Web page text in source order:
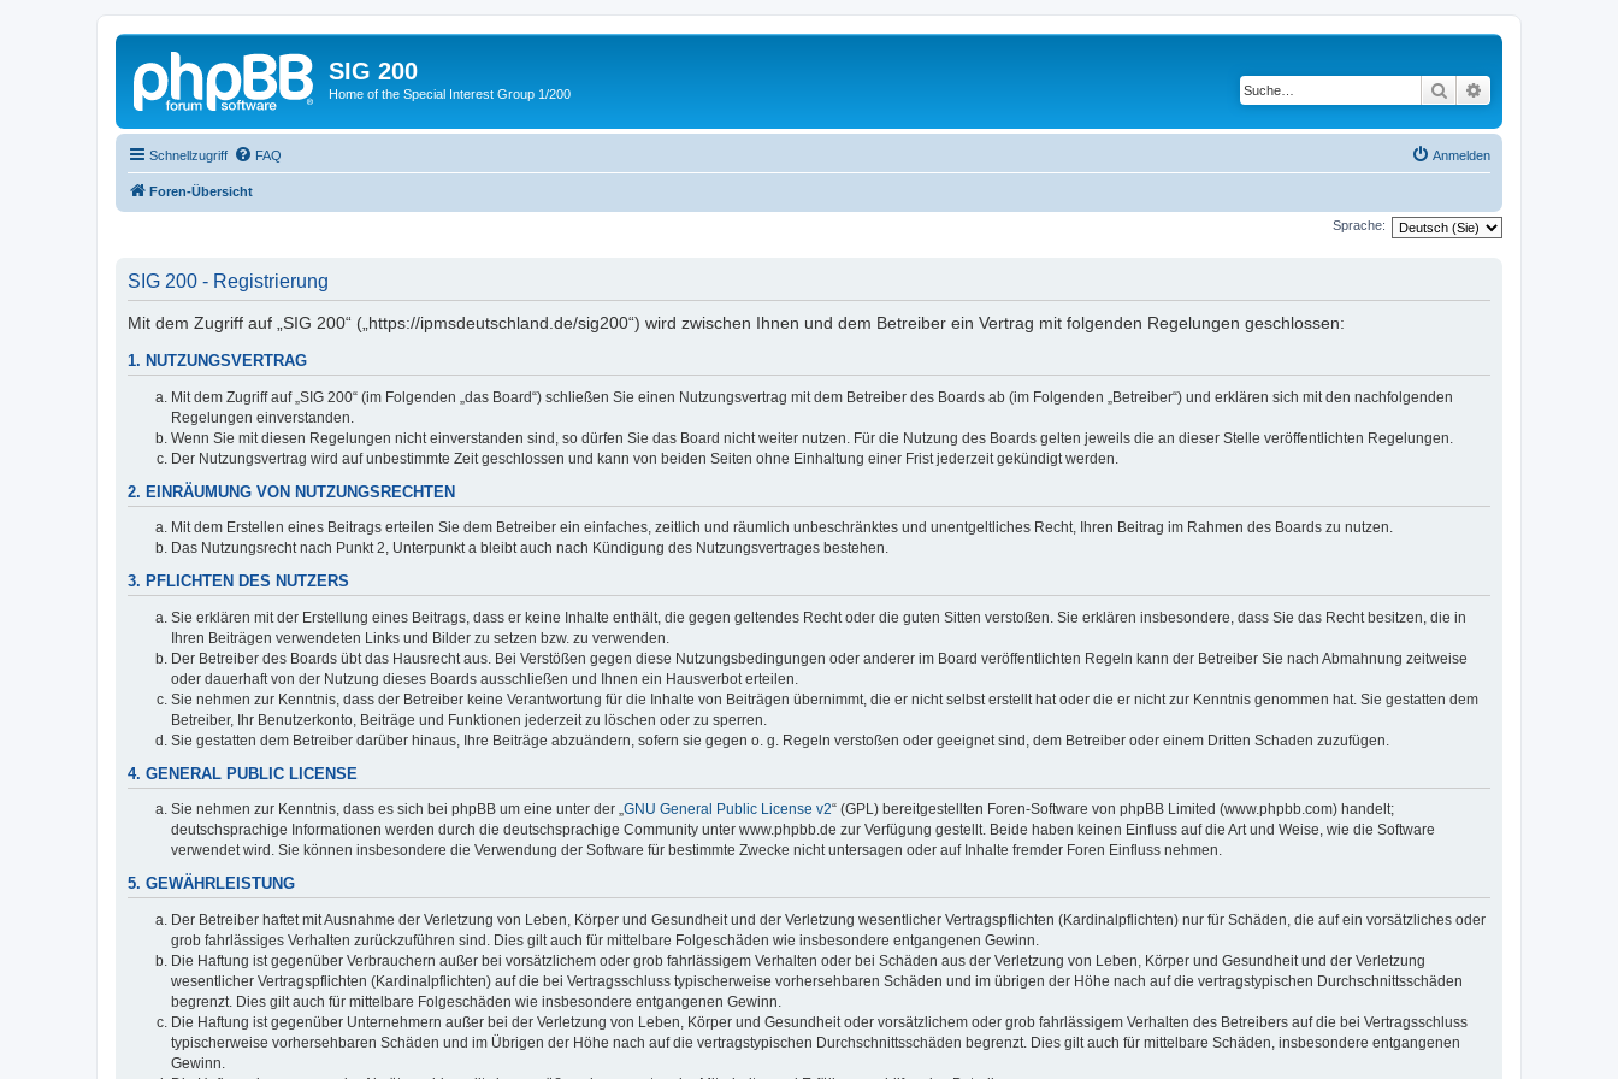
SIG 200
Home of the Special Interest Group 1/200 Suche
Schnellzugriff FAQ Anmelden
Foren-Übersicht
Sprache:
SIG 200 - Registrierung
Mit dem Zugriff auf „SIG 200“ („https://ipmsdeutschland.de/sig200“) wird zwischen Ihnen und dem Betreiber ein Vertrag mit folgenden Regelungen geschlossen:
1. NUTZUNGSVERTRAG
Mit dem Zugriff auf „SIG 200“ (im Folgenden „das Board“) schließen Sie einen Nutzungsvertrag mit dem Betreiber des Boards ab (im Folgenden „Betreiber“) und erklären sich mit den nachfolgenden
Regelungen einverstanden.
Wenn Sie mit diesen Regelungen nicht einverstanden sind, so dürfen Sie das Board nicht weiter nutzen. Für die Nutzung des Boards gelten jeweils die an dieser Stelle veröffentlichten Regelungen.
Der Nutzungsvertrag wird auf unbestimmte Zeit geschlossen und kann von beiden Seiten ohne Einhaltung einer Frist jederzeit gekündigt werden.
2. EINRÄUMUNG VON NUTZUNGSRECHTEN
Mit dem Erstellen eines Beitrags erteilen Sie dem Betreiber ein einfaches, zeitlich und räumlich unbeschränktes und unentgeltliches Recht, Ihren Beitrag im Rahmen des Boards zu nutzen.
Das Nutzungsrecht nach Punkt 2, Unterpunkt a bleibt auch nach Kündigung des Nutzungsvertrages bestehen.
3. PFLICHTEN DES NUTZERS
Sie erklären mit der Erstellung eines Beitrags, dass er keine Inhalte enthält, die gegen geltendes Recht oder die guten Sitten verstoßen. Sie erklären insbesondere, dass Sie das Recht besitzen, die in
Ihren Beiträgen verwendeten Links und Bilder zu setzen bzw. zu verwenden.
Der Betreiber des Boards übt das Hausrecht aus. Bei Verstößen gegen diese Nutzungsbedingungen oder anderer im Board veröffentlichten Regeln kann der Betreiber Sie nach Abmahnung zeitweise
oder dauerhaft von der Nutzung dieses Boards ausschließen und Ihnen ein Hausverbot erteilen.
Sie nehmen zur Kenntnis, dass der Betreiber keine Verantwortung für die Inhalte von Beiträgen übernimmt, die er nicht selbst erstellt hat oder die er nicht zur Kenntnis genommen hat. Sie gestatten dem
Betreiber, Ihr Benutzerkonto, Beiträge und Funktionen jederzeit zu löschen oder zu sperren.
Sie gestatten dem Betreiber darüber hinaus, Ihre Beiträge abzuändern, sofern sie gegen o. g. Regeln verstoßen oder geeignet sind, dem Betreiber oder einem Dritten Schaden zuzufügen.
4. GENERAL PUBLIC LICENSE
Sie nehmen zur Kenntnis, dass es sich bei phpBB um eine unter der „GNU General Public License v2“ (GPL) bereitgestellten Foren-Software von phpBB Limited (www.phpbb.com) handelt;
deutschsprachige Informationen werden durch die deutschsprachige Community unter www.phpbb.de zur Verfügung gestellt. Beide haben keinen Einfluss auf die Art und Weise, wie die Software
verwendet wird. Sie können insbesondere die Verwendung der Software für bestimmte Zwecke nicht untersagen oder auf Inhalte fremder Foren Einfluss nehmen.
5. GEWÄHRLEISTUNG
Der Betreiber haftet mit Ausnahme der Verletzung von Leben, Körper und Gesundheit und der Verletzung wesentlicher Vertragspflichten (Kardinalpflichten) nur für Schäden, die auf ein vorsätzliches oder
grob fahrlässiges Verhalten zurückzuführen sind. Dies gilt auch für mittelbare Folgeschäden wie insbesondere entgangenen Gewinn.
Die Haftung ist gegenüber Verbrauchern außer bei vorsätzlichem oder grob fahrlässigem Verhalten oder bei Schäden aus der Verletzung von Leben, Körper und Gesundheit und der Verletzung
wesentlicher Vertragspflichten (Kardinalpflichten) auf die bei Vertragsschluss typischerweise vorhersehbaren Schäden und im übrigen der Höhe nach auf die vertragstypischen Durchschnittsschäden
begrenzt. Dies gilt auch für mittelbare Folgeschäden wie insbesondere entgangenen Gewinn.
Die Haftung ist gegenüber Unternehmern außer bei der Verletzung von Leben, Körper und Gesundheit oder vorsätzlichem oder grob fahrlässigem Verhalten des Betreibers auf die bei Vertragsschluss
typischerweise vorhersehbaren Schäden und im Übrigen der Höhe nach auf die vertragstypischen Durchschnittsschäden begrenzt. Dies gilt auch für mittelbare Schäden, insbesondere entgangenen
Gewinn.